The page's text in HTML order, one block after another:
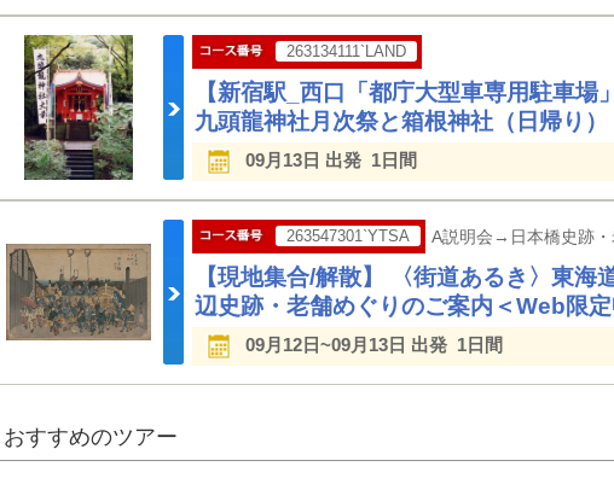
263134111`LAND
【新宿駅_西口「都庁大型車専用駐車
九頭龍神社月次祭と箱根神社（日帰り）
09月13日 出発 1日間
263547301`YTSA A説明会→日本橋史跡・
【現地集合/解散】 〈街道あるき〉東
辺史跡・老舗めぐりのご案内＜Web限定
09月12日~09月13日 出発 1日間
おすすめのツアー